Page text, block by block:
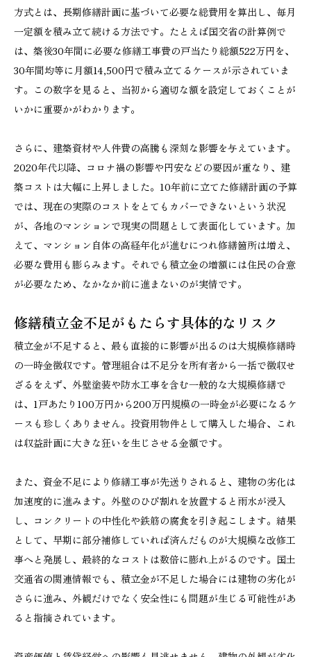
方式とは、長期修繕計画に基づいて必要な総費用を算出し、毎月
一定額を積み立て続ける方法です。たとえば国交省の計算例で
は、築後30年間に必要な修繕工事費の戸当たり総額522万円を、
30年間均等に月額14,500円で積み立てるケースが示されていま
す。この数字を見ると、当初から適切な額を設定しておくことが
いかに重要かがわかります。
さらに、建築資材や人件費の高騰も深刻な影響を与えています。
2020年代以降、コロナ禍の影響や円安などの要因が重なり、建
築コストは大幅に上昇しました。10年前に立てた修繕計画の予算
では、現在の実際のコストをとてもカバーできないという状況
が、各地のマンションで現実の問題として表面化しています。加
えて、マンション自体の高経年化が進むにつれ修繕箇所は増え、
必要な費用も膨らみます。それでも積立金の増額には住民の合意
が必要なため、なかなか前に進まないのが実情です。
修繕積立金不足がもたらす具体的なリスク
積立金が不足すると、最も直接的に影響が出るのは大規模修繕時
の一時金徴収です。管理組合は不足分を所有者から一括で徴収せ
ざるをえず、外壁塗装や防水工事を含む一般的な大規模修繕で
は、1戸あたり100万円から200万円規模の一時金が必要になるケ
ースも珍しくありません。投資用物件として購入した場合、これ
は収益計画に大きな狂いを生じさせる金額です。
また、資金不足により修繕工事が先送りされると、建物の劣化は
加速度的に進みます。外壁のひび割れを放置すると雨水が浸入
し、コンクリートの中性化や鉄筋の腐食を引き起こします。結果
として、早期に部分補修していれば済んだものが大規模な改修工
事へと発展し、最終的なコストは数倍に膨れ上がるのです。国土
交通省の関連情報でも、積立金が不足した場合には建物の劣化が
さらに進み、外観だけでなく安全性にも問題が生じる可能性があ
ると指摘されています。